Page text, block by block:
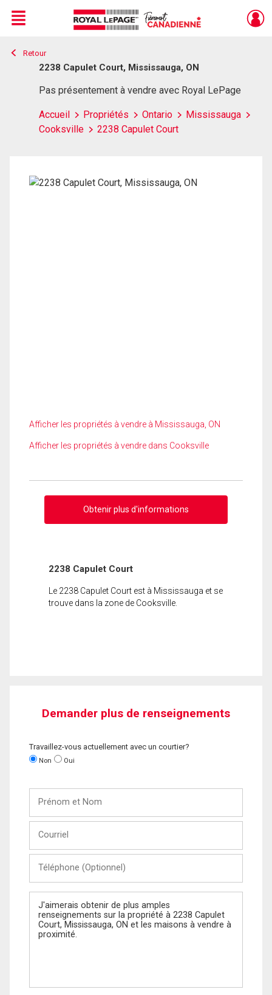
Live
En Direct
Menu
Retour
2238 Capulet Court, Mississauga, ON
Pas présentement à vendre avec Royal LePage
Accueil Propriétés Ontario
Mississauga
Cooksville
2238 Capulet Court
Afficher les propriétés à vendre à Mississauga, ON
Afficher les propriétés à vendre dans Cooksville
Obtenir plus d'informations
2238 Capulet Court
Le 2238 Capulet Court est à Mississauga et se
trouve dans la zone de Cooksville.
Demander plus de renseignements
Travaillez-vous actuellement avec un courtier?
Non Oui
Nom
(Optionnel)
Message